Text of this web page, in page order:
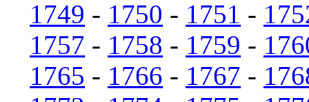
1749 - 1750 - 1751 -
1757 - 1758 - 1759 -
1765 - 1766 - 1767 -